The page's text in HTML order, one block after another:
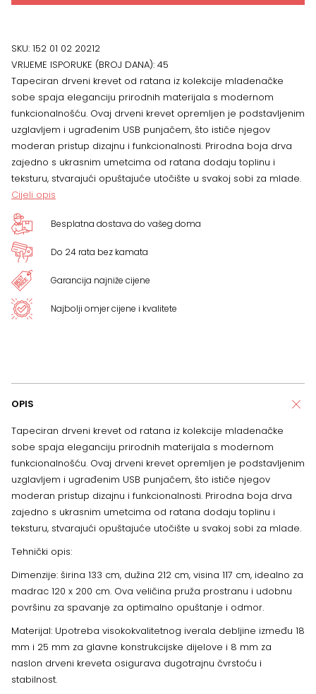
x
količina
SKU: 152 01 02 20212
VRIJEME ISPORUKE (BROJ DANA): 45
Tapeciran drveni krevet od ratana iz kolekcije mladenačke
sobe spaja eleganciju prirodnih materijala s modernom
funkcionalnošću. Ovaj drveni krevet opremljen je podstavljenim
uzglavljem i ugrađenim USB punjačem, što ističe njegov
moderan pristup dizajnu i funkcionalnosti. Prirodna boja drva
zajedno s ukrasnim umetcima od ratana dodaju toplinu i
teksturu, stvarajući opuštajuće utočište u svakoj sobi za mlade.
Cijeli opis
Besplatna dostava do vašeg doma
Do 24 rata bez kamata
Garancija najniže cijene
Najbolji omjer cijene i kvalitete
OPIS
Tapeciran drveni krevet od ratana iz kolekcije mladenačke
sobe spaja eleganciju prirodnih materijala s modernom
funkcionalnošću. Ovaj drveni krevet opremljen je podstavljenim
uzglavljem i ugrađenim USB punjačem, što ističe njegov
moderan pristup dizajnu i funkcionalnosti. Prirodna boja drva
zajedno s ukrasnim umetcima od ratana dodaju toplinu i
teksturu, stvarajući opuštajuće utočište u svakoj sobi za mlade.
Tehnički opis:
Dimenzije: širina 133 cm, dužina 212 cm, visina 117 cm, idealno za
madrac 120 x 200 cm. Ova veličina pruža prostranu i udobnu
površinu za spavanje za optimalno opuštanje i odmor.
Materijal: Upotreba visokokvalitetnog iverala debljine između 18
mm i 25 mm za glavne konstrukcijske dijelove i 8 mm za
naslon drveni kreveta osigurava dugotrajnu čvrstoću i
stabilnost.